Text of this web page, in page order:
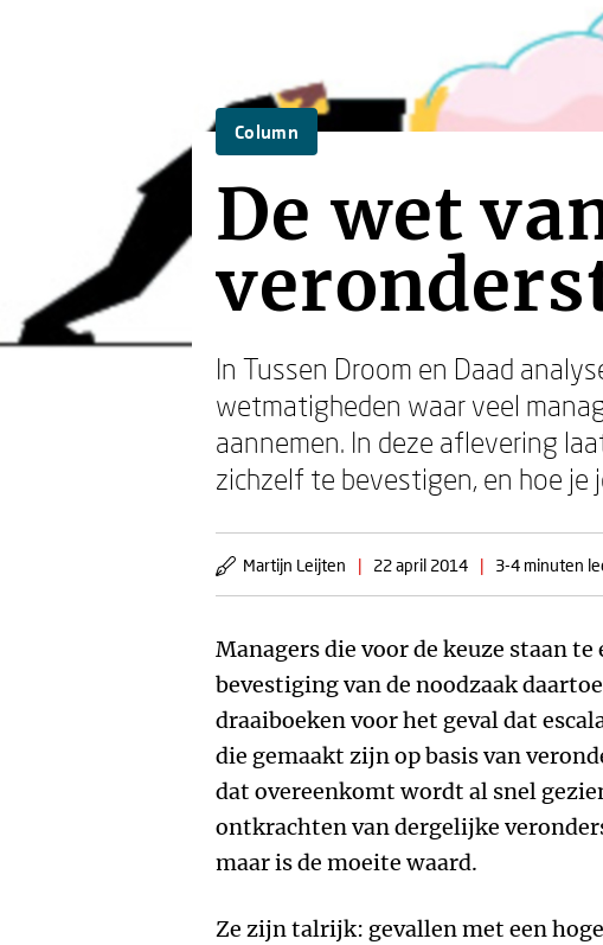
Column
De wet
In Tussen Droom en Daad
wetmatigheden waar veel
aannemen. In deze aflevering
zichzelf te bevestigen, en hoe
Martijn Leijten | 22 april 2014 | 3-4 minuten
Managers die voor de keuze staan te
bevestiging van de noodzaak
draaiboeken voor het geval dat
die gemaakt zijn op basis van
dat overeenkomt wordt al snel
ontkrachten van dergelijke
maar is de moeite waard.
Ze zijn talrijk: gevallen met een